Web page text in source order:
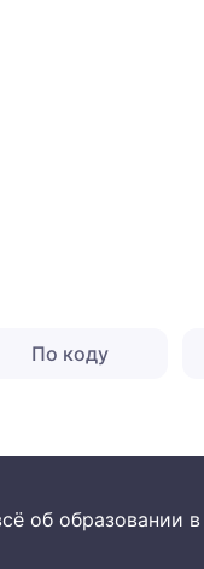
По коду
об образовании